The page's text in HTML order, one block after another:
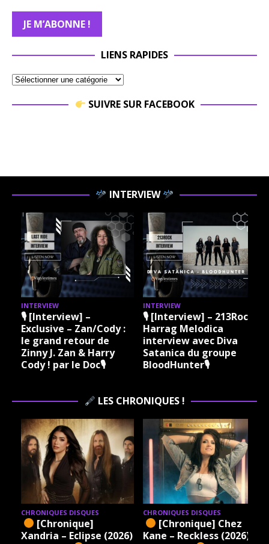
LIENS RAPIDES
SUIVRE SUR FACEBOOK
INTERVIEW
INTERVIEW
🎙 [Interview] –
Exclusive – Zan/Cody :
le grand retour de
Zinny J. Zan & Harry
Cody ! par le Doc🎙
INTERVIEW
🎙 [Interview] – 213Rock
Harrag Melodica
interview avec Diva
Satanica du groupe
BloodHunter🎙
LES CHRONIQUES !
CHRONIQUES DISQUES
[Chronique]
Xandria – Eclipse (2026)
CHRONIQUES DISQUES
[Chronique] Chez
Kane – Reckless (2026)